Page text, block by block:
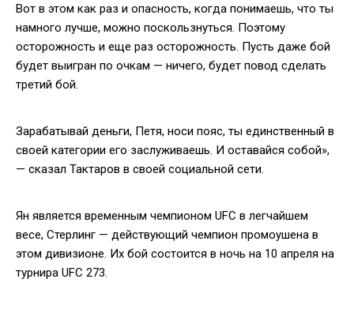
Вот в этом как раз и опасность, когда понимаешь, что ты
намного лучше, можно поскользнуться. Поэтому
осторожность и еще раз осторожность. Пусть даже бой
будет выигран по очкам — ничего, будет повод сделать
третий бой.
Зарабатывай деньги, Петя, носи пояс, ты единственный в
своей категории его заслуживаешь. И оставайся собой»,
— сказал Тактаров в своей социальной сети.
Ян является временным чемпионом UFC в легчайшем
весе, Стерлинг — действующий чемпион промоушена в
этом дивизионе. Их бой состоится в ночь на 10 апреля на
турнира UFC 273.